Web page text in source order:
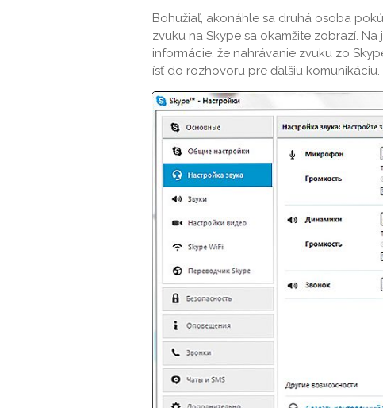
Bohužiaľ, akonáhle sa druhá osoba
zvuku na Skype sa okamžite zobrazí.
informácie, že nahrávanie zvuku zo
ísť do rozhovoru pre ďalšiu komunikáciu.